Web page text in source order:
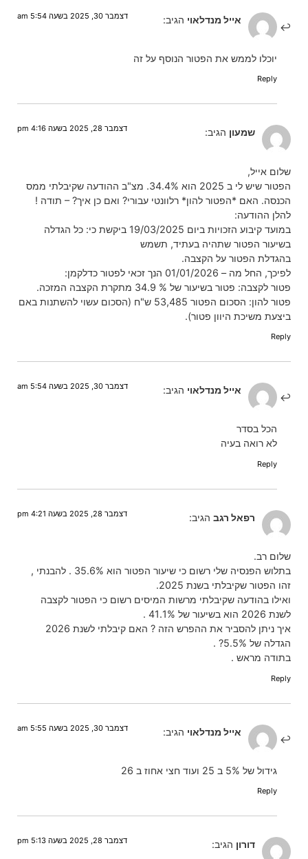
אייל מנדלאוי הגיב: דצמבר 30, 2025 בשעה 5:54 am
יוכלו לממש את הפטור הנוסף על זה
Reply
שמעון הגיב: דצמבר 28, 2025 בשעה 4:16 pm
שלום אייל,
הפטור שיש לי ב 2025 הוא 34.4%. מצ"ב ההודעה שקיבלתי ממס
הכנסה. האם *הפטור להון* רלוונטי עבורי? ואם כן איך? – תודה !
להלן ההודעה:
במועד קיבוע הזכויות ביום 19/03/2025 ביקשת כי: כל הגדלה
בשיעור הפטור שתהיה בעתיד, תשמש
בהגדלת הפטור על הקצבה.
לפיכך, החל מה – 01/01/2026 הנך זכאי לפטור כדלקמן:
פטור לקצבה: פטור בשיעור של % 34.9 מתקרת הקצבה המזכה.
פטור להון: הסכום הפטור 53,485 ש"ח (הסכום עשוי להשתנות באם
ביצעת משיכת היוון פטור).
Reply
אייל מנדלאוי הגיב: דצמבר 30, 2025 בשעה 5:54 am
הכל בסדר
לא רואה בעיה
Reply
רפאל רגב הגיב: דצמבר 28, 2025 בשעה 4:21 pm
שלום רב.
בתלוש הפנסיה שלי רשום כי שיעור הפטור הוא 35.6% . להבנתי ,
זהו הפטור שקיבלתי בשנת 2025.
ואילו בהודעה שקיבלתי מרשות המיסים רשום כי הפטור לקצבה
לשנת 2026 הוא בשיעור של 41.1% .
איך ניתן להסביר את ההפרש הזה ? האם קיבלתי לשנת 2026
הגדלה של 5.5%? .
בתודה מראש .
Reply
אייל מנדלאוי הגיב: דצמבר 30, 2025 בשעה 5:55 am
גידול של 5% ב 25 ועוד חצי אחוז ב 26
Reply
דורון הגיב: דצמבר 28, 2025 בשעה 5:13 pm